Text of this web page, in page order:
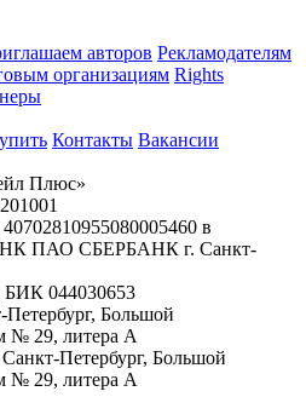
авторов Рекламодателям
организациям Rights
Контакты Вакансии
Плюс»
в
ПАО СБЕРБАНК г. Санкт-
БИК 044030653
Большой
№ 29, литера А
Петербург, Большой
№ 29, литера А